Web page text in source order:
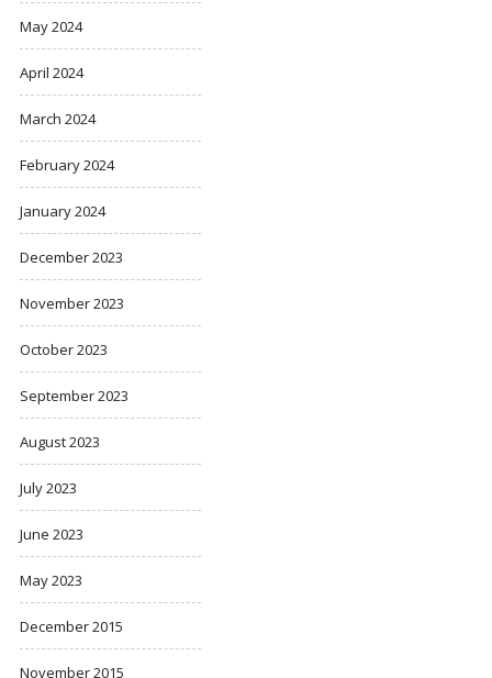
May 2024
April 2024
March 2024
February 2024
January 2024
December 2023
November 2023
October 2023
September 2023
August 2023
July 2023
June 2023
May 2023
December 2015
November 2015